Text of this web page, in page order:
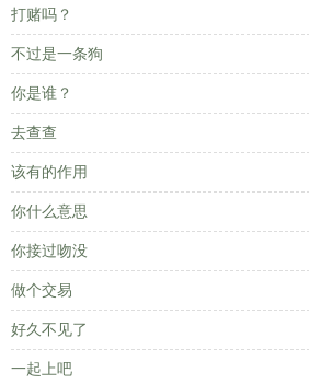
打赌吗？
不过是一条狗
你是谁？
去查查
该有的作用
你什么意思
你接过吻没
做个交易
好久不见了
一起上吧